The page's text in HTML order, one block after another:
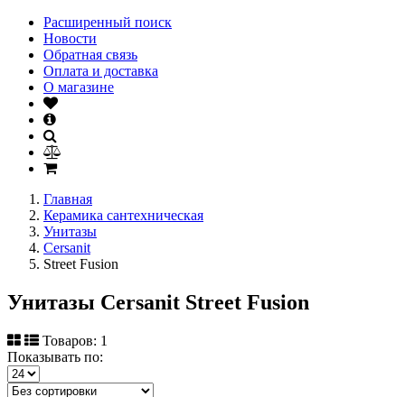
Расширенный поиск
Новости
Обратная связь
Оплата и доставка
О магазине
Главная
Керамика сантехническая
Унитазы
Cersanit
Street Fusion
Унитазы Cersanit Street Fusion
Товаров: 1
Показывать по: